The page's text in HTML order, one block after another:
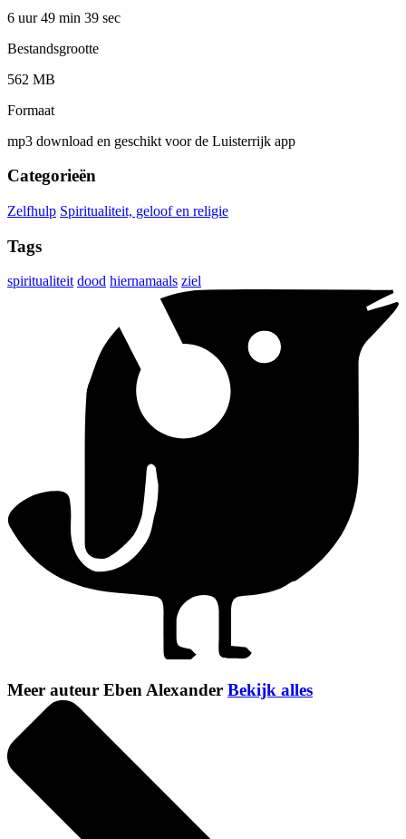
6 uur 49 min 39 sec
Bestandsgrootte
562 MB
Formaat
mp3 download en geschikt voor de Luisterrijk app
Categorieën
Zelfhulp Spiritualiteit, geloof en religie
Tags
spiritualiteit dood hiernamaals ziel
Meer auteur Eben Alexander Bekijk alles